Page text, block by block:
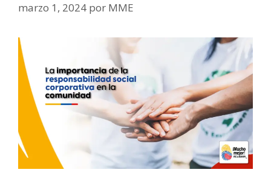
marzo 1, 2024 por MME